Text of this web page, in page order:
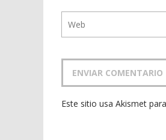
Este sitio usa Akismet